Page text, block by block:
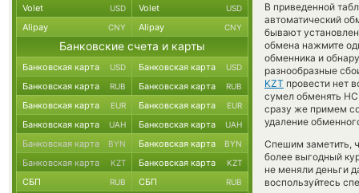
В приведенной
автоматический
бывают
обмена нажмите
обменника и
разнообразные
KZT провести нет
сумел обменять
сразу же примем
удаление
Спешим заметить,
более выгодный
не меняли деньги
воспользуйтесь
Volet USD Volet USD
Alipay CNY Alipay CNY
Банковские счета и карты
Банковская карта USD Банковская карта USD
Банковская карта RUB Банковская карта RUB
Банковская карта EUR Банковская карта EUR
Банковская карта UAH Банковская карта UAH
Банковская карта BYN Банковская карта BYN
Банковская карта KZT Банковская карта KZT
СБП RUB СБП RUB